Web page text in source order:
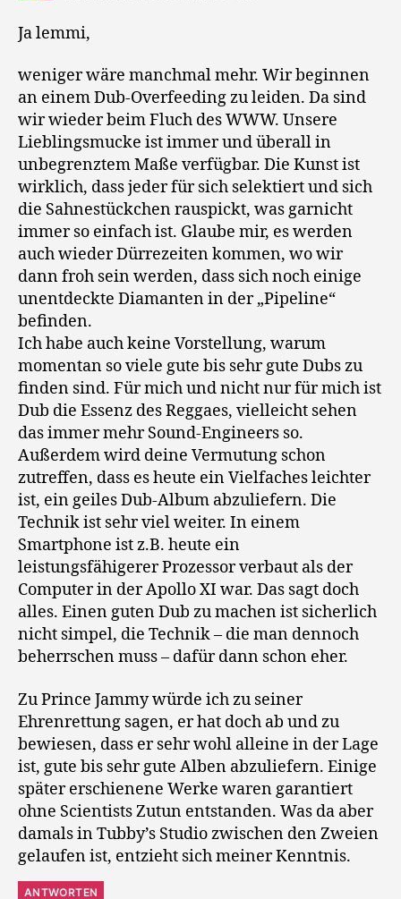
Ja lemmi,
weniger wäre manchmal mehr. Wir beginnen
an einem Dub-Overfeeding zu leiden. Da sind
wir wieder beim Fluch des WWW. Unsere
Lieblingsmucke ist immer und überall in
unbegrenztem Maße verfügbar. Die Kunst ist
wirklich, dass jeder für sich selektiert und sich
die Sahnestückchen rauspickt, was garnicht
immer so einfach ist. Glaube mir, es werden
auch wieder Dürrezeiten kommen, wo wir
dann froh sein werden, dass sich noch einige
unentdeckte Diamanten in der „Pipeline“
befinden.
Ich habe auch keine Vorstellung, warum
momentan so viele gute bis sehr gute Dubs zu
finden sind. Für mich und nicht nur für mich ist
Dub die Essenz des Reggaes, vielleicht sehen
das immer mehr Sound-Engineers so.
Außerdem wird deine Vermutung schon
zutreffen, dass es heute ein Vielfaches leichter
ist, ein geiles Dub-Album abzuliefern. Die
Technik ist sehr viel weiter. In einem
Smartphone ist z.B. heute ein
leistungsfähigerer Prozessor verbaut als der
Computer in der Apollo XI war. Das sagt doch
alles. Einen guten Dub zu machen ist sicherlich
nicht simpel, die Technik – die man dennoch
beherrschen muss – dafür dann schon eher.
Zu Prince Jammy würde ich zu seiner
Ehrenrettung sagen, er hat doch ab und zu
bewiesen, dass er sehr wohl alleine in der Lage
ist, gute bis sehr gute Alben abzuliefern. Einige
später erschienene Werke waren garantiert
ohne Scientists Zutun entstanden. Was da aber
damals in Tubby’s Studio zwischen den Zweien
gelaufen ist, entzieht sich meiner Kenntnis.
ANTWORTEN